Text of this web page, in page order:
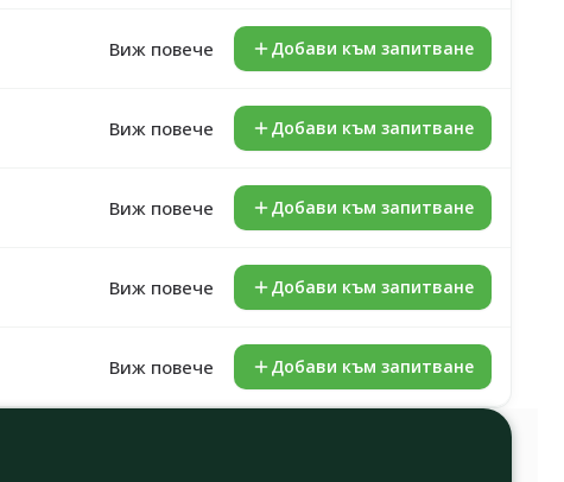
Виж повече Добави към запитване
Виж повече Добави към запитване
Виж повече Добави към запитване
Виж повече Добави към запитване
Виж повече Добави към запитване